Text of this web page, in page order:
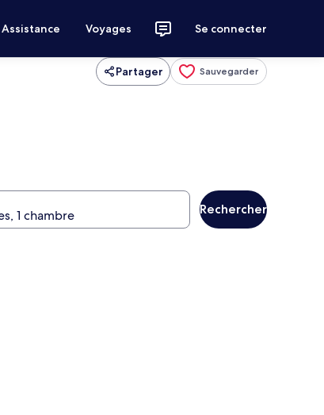
Assistance Voyages Se connecter
Partager Sauvegarder
Rechercher